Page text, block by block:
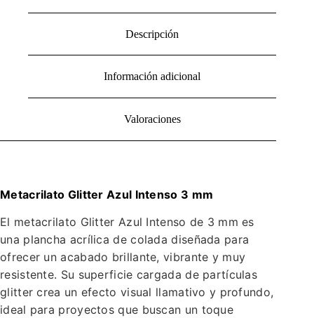
Descripción
Información adicional
Valoraciones
Metacrilato Glitter Azul Intenso 3 mm
El metacrilato Glitter Azul Intenso de 3 mm es
una plancha acrílica de colada diseñada para
ofrecer un acabado brillante, vibrante y muy
resistente. Su superficie cargada de partículas
glitter crea un efecto visual llamativo y profundo,
ideal para proyectos que buscan un toque